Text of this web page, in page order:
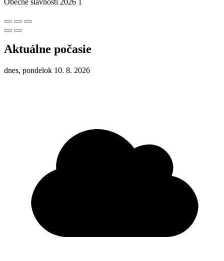
Obecné slávnosti 2026 1
Aktuálne počasie
dnes, pondelok 10. 8. 2026